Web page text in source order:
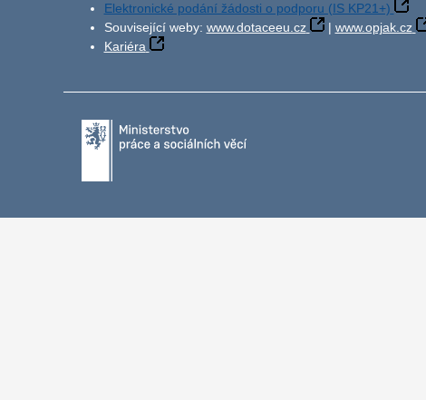
Elektronické podání žádosti o podporu (IS KP21+)
Související weby: www.dotaceeu.cz | www.opjak.cz
Kariéra